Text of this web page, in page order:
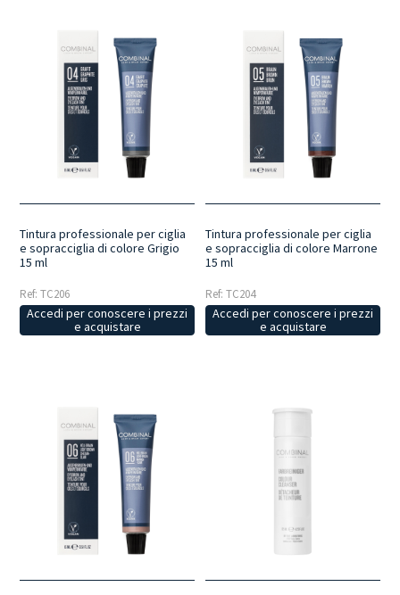
Tintura professionale per ciglia
e sopracciglia di colore Grigio
15 ml
Ref: TC206
Accedi per conoscere i prezzi
e acquistare
Tintura professionale per ciglia
e sopracciglia di colore Marrone
15 ml
Ref: TC204
Accedi per conoscere i prezzi
e acquistare